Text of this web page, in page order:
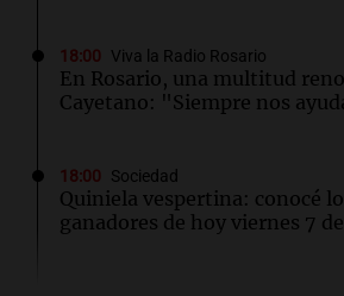
18:00 Viva la Radio Rosario
En Rosario, una multitud
Cayetano: "Siempre nos
18:00 Sociedad
Quiniela vespertina: conocé
ganadores de hoy viernes 7